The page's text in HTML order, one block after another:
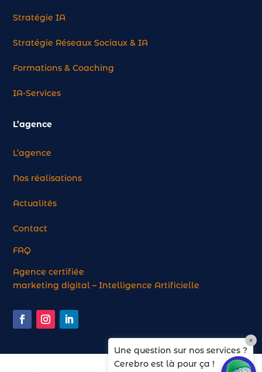
Stratégie IA
Stratégie Réseaux Sociaux & IA
Formations & Coaching
IA-Services
L’agence
L’agence
Nos réalisations
Actualités
Contact
FAQ
Agence certifiée
marketing digital – Intelligence Artificielle
Une question sur nos services ?
Cerebro est là pour ça !
×